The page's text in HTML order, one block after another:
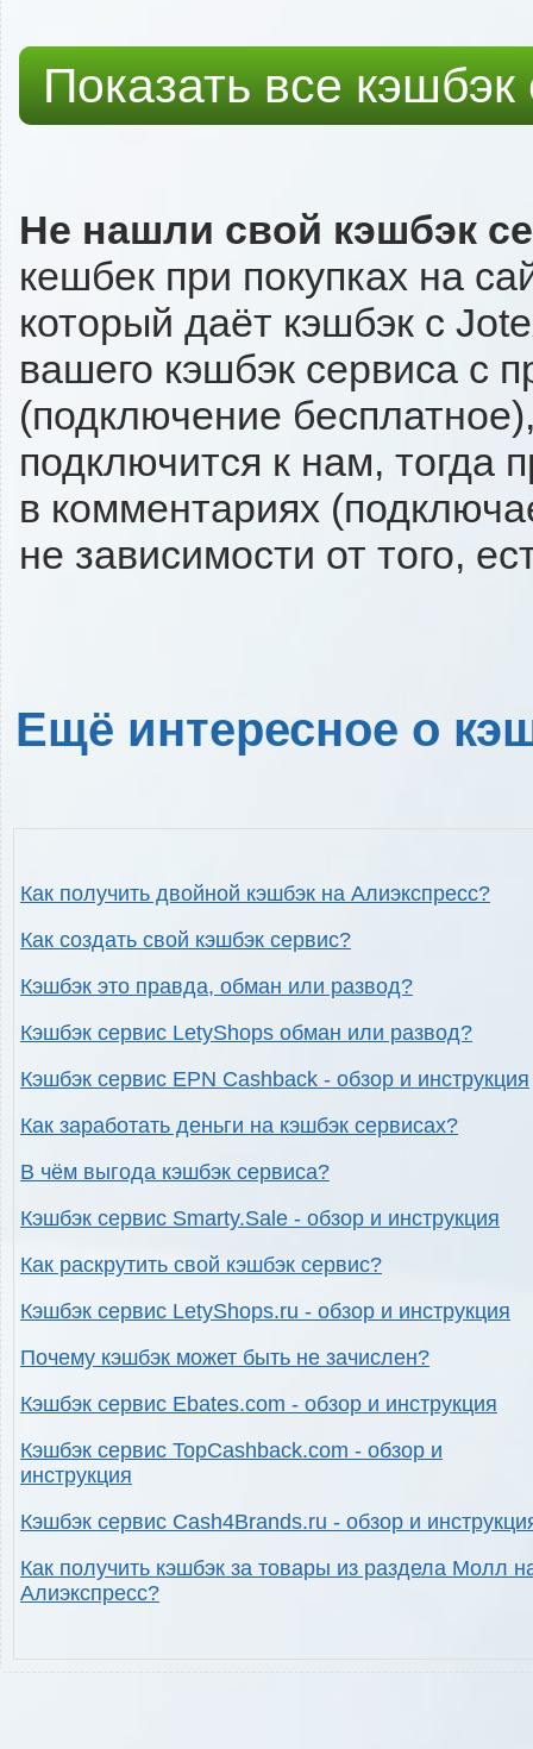
Показать все
Не нашли свой кэшбэк
кешбек при покупках на
который даёт кэшбэк с
вашего кэшбэк сервиса с
(подключение
подключится к нам, тогда
в комментариях
не зависимости от того,
Ещё интересное о
Как получить двойной кэшбэк на Алиэкспресс?
Как создать свой кэшбэк сервис?
Кэшбэк это правда, обман или развод?
Кэшбэк сервис LetyShops обман или развод?
Кэшбэк сервис EPN Cashback - обзор и инструкция
Как заработать деньги на кэшбэк сервисах?
В чём выгода кэшбэк сервиса?
Кэшбэк сервис Smarty.Sale - обзор и инструкция
Как раскрутить свой кэшбэк сервис?
Кэшбэк сервис LetyShops.ru - обзор и инструкция
Почему кэшбэк может быть не зачислен?
Кэшбэк сервис Ebates.com - обзор и инструкция
Кэшбэк сервис TopCashback.com - обзор и
инструкция
Кэшбэк сервис Cash4Brands.ru - обзор и
Как получить кэшбэк за товары из раздела Молл
Алиэкспресс?